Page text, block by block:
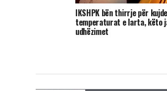
​IKSHPK bën thirrje për
temperaturat e larta, këto
udhëzimet